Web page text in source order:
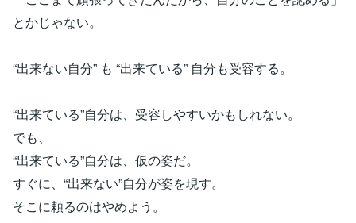
とかじゃない。
“出来ない自分” も “出来ている” 自分も受容する。
“出来ている”自分は、受容しやすいかもしれない。
でも、
“出来ている”自分は、仮の姿だ。
すぐに、“出来ない”自分が姿を現す。
そこに頼るのはやめよう。